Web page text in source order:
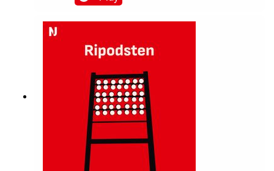
hjemme på Aalborg Portland Park fik Steffen
start takket være en 1-0 sejr. Vi analyserer
sæsonpremieren og får reaktioner fra
cheftræneren og matchvinderen i denne udgave
af Ripodsten.Medvirkende:Simon Ydesen,
journalist, NordjyskeJens Otto Barsøe, journalist,
NordjyskeFrederik Børsting, AaBSteffen Højer,
cheftræner, AaB